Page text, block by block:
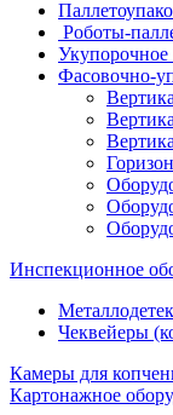
Роботы-
Укупорочное
Фасовочно-
Инспекционное
Чеквейеры
Камеры для
Картонажное